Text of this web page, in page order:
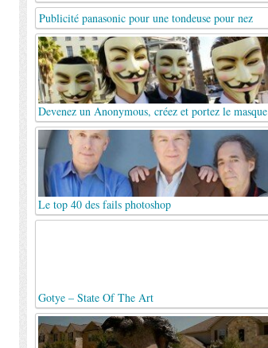
Publicité panasonic pour une tondeuse pour nez
Devenez un Anonymous, créez et portez le masque
Le top 40 des fails photoshop
Gotye – State Of The Art